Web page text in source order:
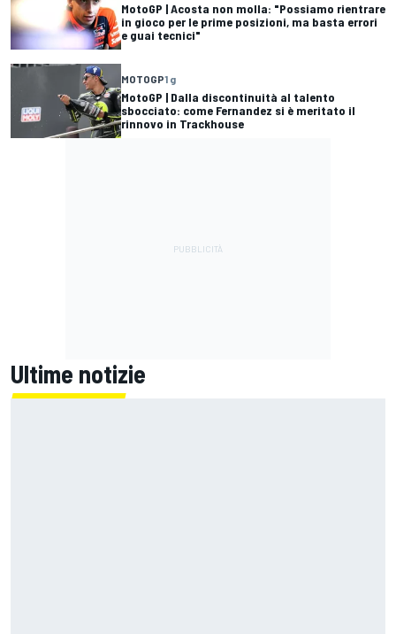
MotoGP | Acosta non molla: "Possiamo rientrare
in gioco per le prime posizioni, ma basta errori
e guai tecnici"
MOTOGP1 g
MotoGP | Dalla discontinuità al talento
sbocciato: come Fernandez si è meritato il
rinnovo in Trackhouse
Ultime notizie